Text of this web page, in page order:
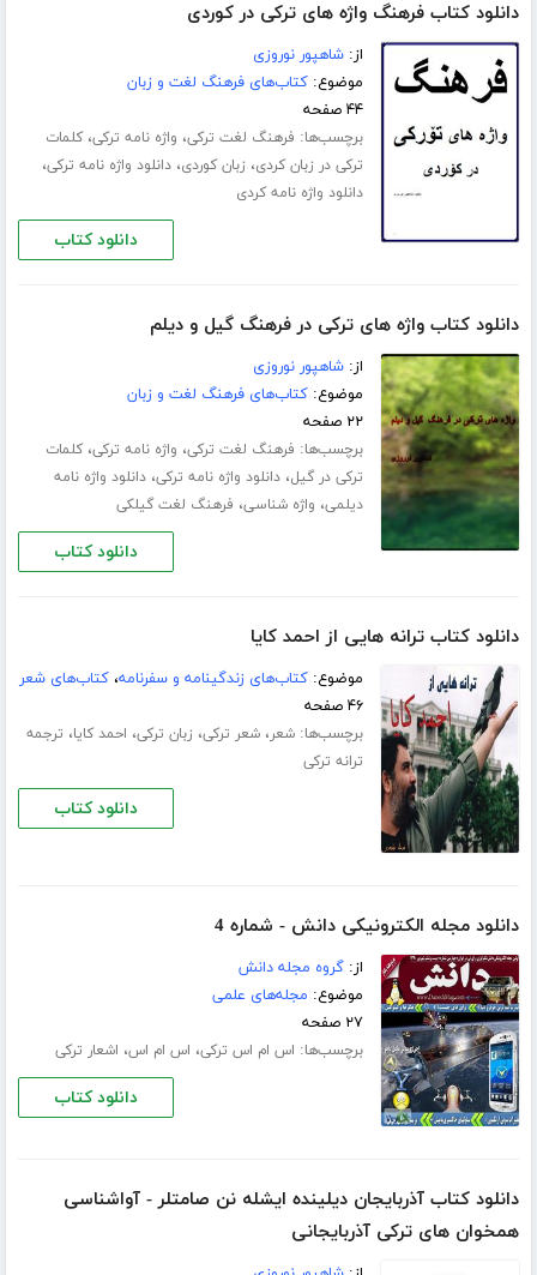
دانلود کتاب فرهنگ واژه های ترکی در کوردی
از:شاهپور نوروزی
موضوع:کتاب‌های فرهنگ لغت و زبان
۴۴ صفحه
برچسب‌ها: فرهنگ لغت ترکی، واژه نامه ترکی،کلمات
ترکی در زبان کردی، زبان کوردی،دانلود واژه نامه ترکی،
دانلود واژه نامه کردی
دانلود کتاب
دانلود کتاب واژه های ترکی در فرهنگ گیل و دیلم
از:شاهپور نوروزی
موضوع:کتاب‌های فرهنگ لغت و زبان
۲۲ صفحه
برچسب‌ها: فرهنگ لغت ترکی، واژه نامه ترکی،کلمات
ترکی در گیل،دانلود واژه نامه ترکی،دانلود واژه نامه
دیلمی، واژه شناسی، فرهنگ لغت گیلکی
دانلود کتاب
دانلود کتاب ترانه هایی از احمد کایا
موضوع:کتاب‌های زندگینامه و سفرنامه،کتاب‌های شعر
۴۶ صفحه
برچسب‌ها:شعر،شعر ترکی، زبان ترکی، احمد کایا، ترجمه
ترانه ترکی
دانلود کتاب
دانلود مجله الکترونیکی دانش - شماره 4
از:گروه مجله دانش
موضوع: مجله‌های علمی
۲۷ صفحه
برچسب‌ها: اس ام اس ترکی، اس ام اس، اشعار ترکی
دانلود کتاب
دانلود کتاب آذربایجان دیلینده ایشله نن صامتلر - آواشناسی
همخوان های ترکی آذربایجانی